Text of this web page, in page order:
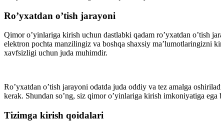
Ro’yxatdan o’tish jarayoni
Qimor o’yinlariga kirish uchun dastlabki qadam ro’yxatdan o’tish
elektron pochta manzilingiz va boshqa shaxsiy ma’lumotlaringizni
xavfsizligi uchun juda muhimdir.
Ro’yxatdan o’tish jarayoni odatda juda oddiy va tez amalga
kerak. Shundan so’ng, siz qimor o’yinlariga kirish imkoniyatiga
Tizimga kirish qoidalari